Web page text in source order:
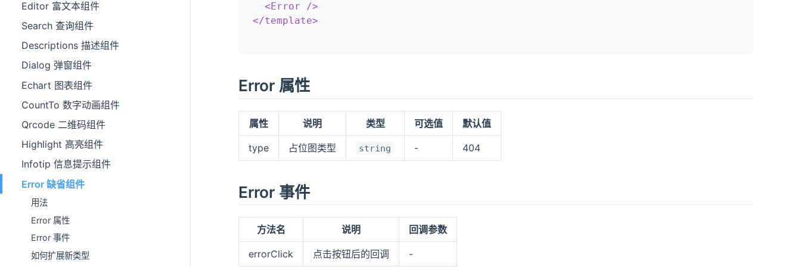
Editor 富文本组件
Search 查询组件
Descriptions 描述组件
Dialog 弹窗组件
Echart 图表组件
CountTo 数字动画组件
Qrcode 二维码组件
Highlight 高亮组件
Infotip 信息提示组件
Error 缺省组件
用法
Error 属性
Error 事件
如何扩展新类型
<Error
/>
</template>
Error 属性
属性 说明 类型 可选值 默认值
type 占位图类型 string - 404
Error 事件
方法名 说明 回调参数
errorClick 点击按钮后的回调 -